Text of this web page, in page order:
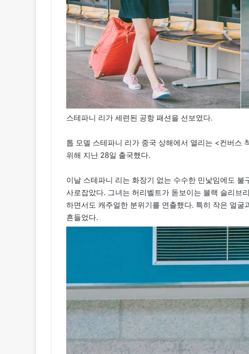
스테파니 리가 세련된 공항 패션을 선보였다.
톱 모델 스테파니 리가 중국 상해에서 열리는 <컨버스
위해 지난 28일 출국했다.
이날 스테파니 리는 화장기 없는 수수한 민낯임에도
사로잡았다. 그녀는 허리벨트가 돋보이는 블랙 슬리브
하면서도 캐주얼한 분위기를 연출했다. 특히 작은 얼
흔들었다.